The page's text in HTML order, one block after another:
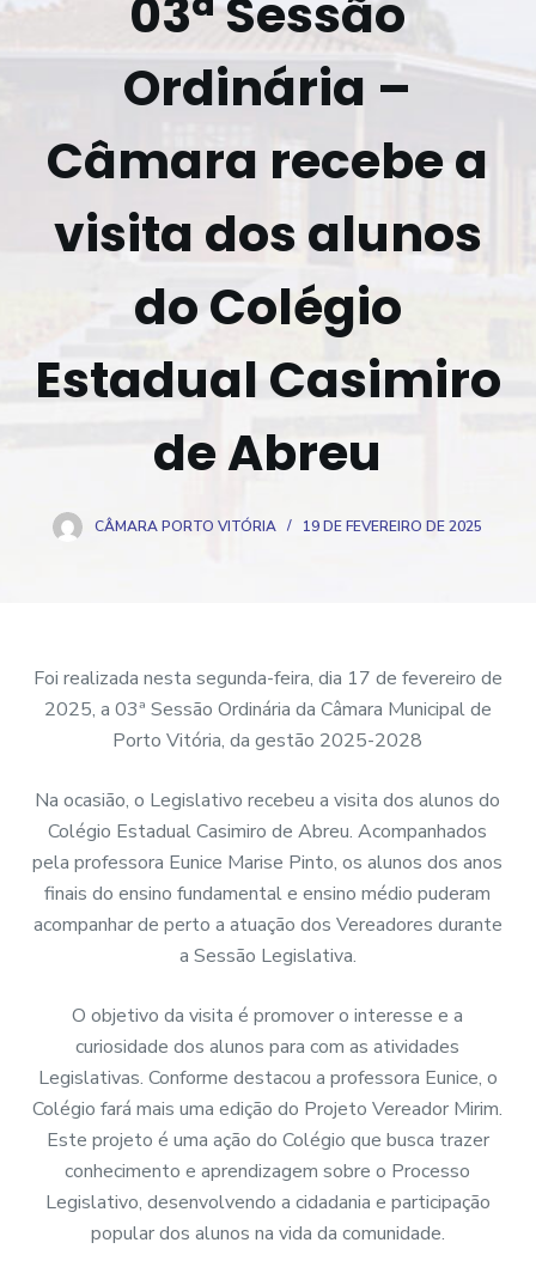
03ª Sessão
Ordinária –
Câmara recebe a
visita dos alunos
do Colégio
Estadual Casimiro
de Abreu
CÂMARA PORTO VITÓRIA 19 DE FEVEREIRO DE 2025
Foi realizada nesta segunda-feira, dia 17 de fevereiro de
2025, a 03ª Sessão Ordinária da Câmara Municipal de
Porto Vitória, da gestão 2025-2028
Na ocasião, o Legislativo recebeu a visita dos alunos do
Colégio Estadual Casimiro de Abreu. Acompanhados
pela professora Eunice Marise Pinto, os alunos dos anos
finais do ensino fundamental e ensino médio puderam
acompanhar de perto a atuação dos Vereadores durante
a Sessão Legislativa.
O objetivo da visita é promover o interesse e a
curiosidade dos alunos para com as atividades
Legislativas. Conforme destacou a professora Eunice, o
Colégio fará mais uma edição do Projeto Vereador Mirim.
Este projeto é uma ação do Colégio que busca trazer
conhecimento e aprendizagem sobre o Processo
Legislativo, desenvolvendo a cidadania e participação
popular dos alunos na vida da comunidade.